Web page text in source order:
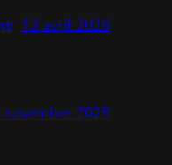
13 avril 2026
2025